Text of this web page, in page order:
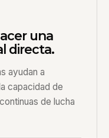
una
directa.
ayudan a
capacidad de
de lucha